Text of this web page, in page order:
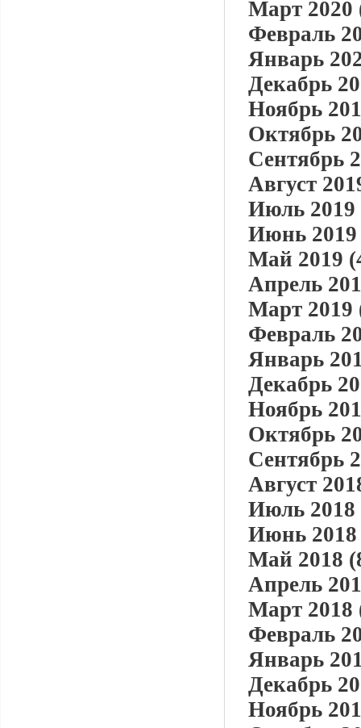
Март 2020
Февраль
Январь
Декабрь
Ноябрь
Октябрь
Сентябрь
Август
Июль 2019
Июнь 2019
Май 2019
Апрель
Март 2019
Февраль
Январь
Декабрь
Ноябрь
Октябрь
Сентябрь
Август
Июль 2018
Июнь 2018
Май 2018
Апрель
Март 2018
Февраль
Январь
Декабрь
Ноябрь